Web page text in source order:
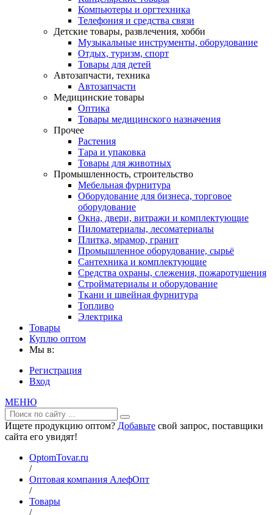
Компьютеры и оргтехника
Телефония и средства связи
Детские товары, развлечения, хобби
Музыкальные инструменты, оборудование
Отдых, туризм, спорт
Товары для детей
Автозапчасти, техника
Автозапчасти
Медицинские товары
Оптика
Товары медицинского назначения
Прочее
Растения
Тара и упаковка
Товары для животных
Промышленность, строительство
Мебельная фурнитура
Оборудование для бизнеса, торговое
оборудование
Окна, двери, витражи и комплектующие
Пиломатериалы, лесоматериалы
Плитка, мрамор, гранит
Промышленное оборудование, сырьё
Сантехника и комплектующие
Средства охраны, слежения, пожаротушения
Стройматериалы и оборудование
Ткани и швейная фурнитура
Топливо
Электрика
Товары
Куплю оптом
Мы в:
Регистрация
Вход
МЕНЮ
Ищете продукцию оптом? Добавьте свой запрос, поставщики
сайта его увидят!
OptomTovar.ru
/
Оптовая компания АлефОпт
/
Товары
/